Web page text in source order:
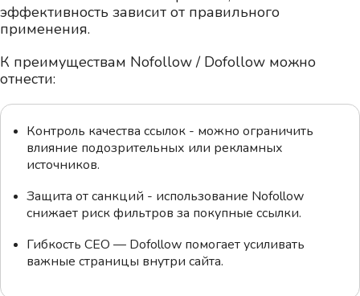
эффективность зависит от правильного
применения.
К преимуществам Nofollow / Dofollow можно
отнести:
Контроль качества ссылок - можно ограничить
влияние подозрительных или рекламных
источников.
Защита от санкций - использование Nofollow
снижает риск фильтров за покупные ссылки.
Гибкость СЕО — Dofollow помогает усиливать
важные страницы внутри сайта.